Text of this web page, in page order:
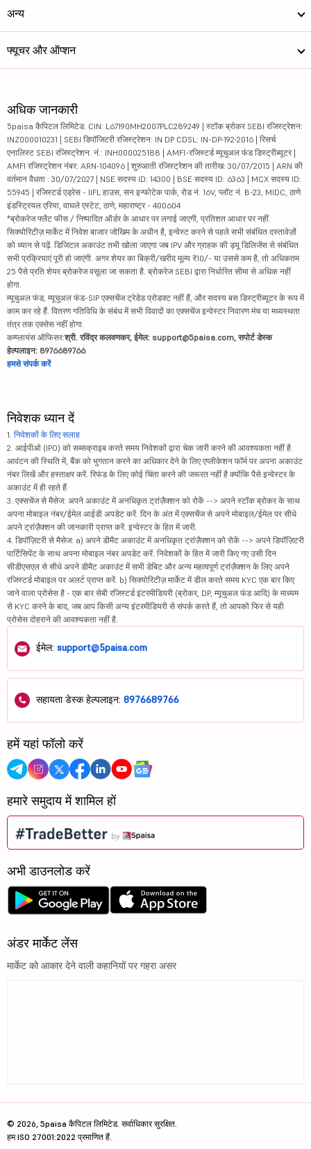
अन्य
फ्यूचर और ऑप्शन
अधिक जानकारी
5paisa कैपिटल लिमिटेड. CIN: L67190MH2007PLC289249 | स्टॉक ब्रोकर SEBI रजिस्ट्रेशन:
INZ000010231 | SEBI डिपॉजिटरी रजिस्ट्रेशन: IN DP CDSL: IN-DP-192-2016 | रिसर्च
एनालिस्ट SEBI रजिस्ट्रेशन. नं.: INH000025188 | AMFI-रजिस्टर्ड म्यूचुअल फंड डिस्ट्रीब्यूटर |
AMFI रजिस्ट्रेशन नंबर: ARN-104096 | शुरुआती रजिस्ट्रेशन की तारीख: 30/07/2015 | ARN की
वर्तमान वैधता : 30/07/2027 | NSE सदस्य ID: 14300 | BSE सदस्य ID: 6363 | MCX सदस्य ID:
55945 | रजिस्टर्ड एड्रेस - IIFL हाउस, सन इन्फोटेक पार्क, रोड नं. 16V, प्लॉट नं. B-23, MIDC, ठाणे
इंडस्ट्रियल एरिया, वाघले एस्टेट, ठाणे, महाराष्ट्र - 400604
*ब्रोकरेज फ्लैट फीस / निष्पादित ऑर्डर के आधार पर लगाई जाएगी, प्रतिशत आधार पर नहीं.
सिक्योरिटीज़ मार्केट में निवेश बाजार जोखिम के अधीन है, इन्वेस्ट करने से पहले सभी संबंधित दस्तावेज़ों
को ध्यान से पढ़ें. डिजिटल अकाउंट तभी खोला जाएगा जब IPV और ग्राहक की ड्यू डिलिजेंस से संबंधित
सभी प्रक्रियाएं पूरी हो जाएंगी. अगर शेयर का बिक्री/खरीद मूल्य ₹10/- या उससे कम है, तो अधिकतम
25 पैसे प्रति शेयर ब्रोकरेज वसूला जा सकता है. ब्रोकरेज SEBI द्वारा निर्धारित सीमा से अधिक नहीं
होगा.
म्यूचुअल फंड, म्यूचुअल फंड-SIP एक्सचेंज ट्रेडेड प्रोडक्ट नहीं हैं, और सदस्य बस डिस्ट्रीब्यूटर के रूप में
काम कर रहे हैं. वितरण गतिविधि के संबंध में सभी विवादों का एक्सचेंज इन्वेस्टर निवारण मंच या मध्यस्थता
तंत्र तक एक्सेस नहीं होगा.
कम्प्लायंस ऑफिसर:श्री. रविंद्र कलवणकर, ईमेल: support@5paisa.com, सपोर्ट डेस्क
हेल्पलाइन: 8976689766
हमसे संपर्क करें
निवेशक ध्यान दें
1. निवेशकों के लिए सलाह
2. आईपीओ (IPO) को सब्सक्राइब करते समय निवेशकों द्वारा चेक जारी करने की आवश्यकता नहीं है.
आवंटन की स्थिति में, बैंक को भुगतान करने का अधिकार देने के लिए एप्लीकेशन फॉर्म पर अपना अकाउंट
नंबर लिखें और हस्ताक्षर करें. रिफंड के लिए कोई चिंता करने की जरूरत नहीं है क्योंकि पैसे इन्वेस्टर के
अकाउंट में ही रहते हैं.
3. एक्सचेंज से मैसेज: अपने अकाउंट में अनधिकृत ट्रांज़ैक्शन को रोकें --> अपने स्टॉक ब्रोकर के साथ
अपना मोबाइल नंबर/ईमेल आईडी अपडेट करें. दिन के अंत में एक्सचेंज से अपने मोबाइल/ईमेल पर सीधे
अपने ट्रांज़ैक्शन की जानकारी प्राप्त करें. इन्वेस्टर के हित में जारी.
4. डिपॉज़िटरी से मैसेज: a) अपने डीमैट अकाउंट में अनधिकृत ट्रांज़ैक्शन को रोकें --> अपने डिपॉज़िटरी
पार्टिसिपेंट के साथ अपना मोबाइल नंबर अपडेट करें. निवेशकों के हित में जारी किए गए उसी दिन
सीडीएसएल से सीधे अपने डीमैट अकाउंट में सभी डेबिट और अन्य महत्वपूर्ण ट्रांज़ैक्शन के लिए अपने
रजिस्टर्ड मोबाइल पर अलर्ट प्राप्त करें. b) सिक्योरिटीज़ मार्केट में डील करते समय KYC एक बार किए
जाने वाला प्रोसेस है - एक बार सेबी रजिस्टर्ड इंटरमीडियरी (ब्रोकर, DP, म्यूचुअल फंड आदि) के माध्यम
से KYC करने के बाद, जब आप किसी अन्य इंटरमीडियरी से संपर्क करते हैं, तो आपको फिर से यही
प्रोसेस दोहराने की आवश्यकता नहीं है.
ईमेल: support@5paisa.com
सहायता डेस्क हेल्पलाइन: 8976689766
हमें यहां फॉलो करें
हमारे समुदाय में शामिल हों
अभी डाउनलोड करें
अंडर मार्केट लेंस
मार्केट को आकार देने वाली कहानियों पर गहरा असर
© 2026, 5paisa कैपिटल लिमिटेड. सर्वाधिकार सुरक्षित.
हम ISO 27001:2022 प्रमाणित हैं.